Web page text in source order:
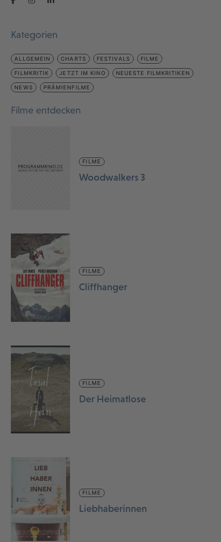
Kategorien
ALLGEMEIN CHARTS FESTIVALS FILME
FILMKRITIK JETZT IM KINO NEUESTE FILMKRITIKEN
NEWS PRÄMIENFILME
Filme entdecken
FILME
Woodwalkers 3
FILME
Cliffhanger
FILME
Der Heimatlose
FILME
Liebhaberinnen